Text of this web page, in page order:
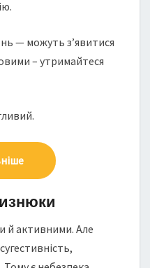
— можуть з’явитися
– утримайтеся
й активними. Але